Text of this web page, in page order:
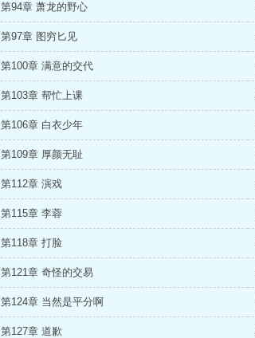
第94章 萧龙的野心
第97章 图穷匕见
第100章 满意的交代
第103章 帮忙上课
第106章 白衣少年
第109章 厚颜无耻
第112章 演戏
第115章 李蓉
第118章 打脸
第121章 奇怪的交易
第124章 当然是平分啊
第127章 道歉